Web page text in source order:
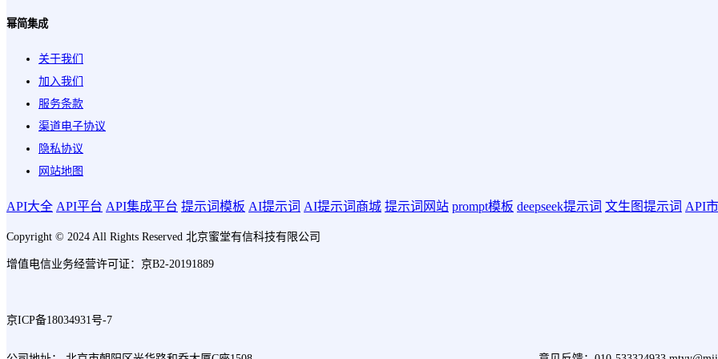
幂简集成
关于我们
加入我们
服务条款
渠道电子协议
隐私协议
网站地图
API大全 API平台 API集成平台 提示词模板 AI提示词 AI提示词商城 提示词网站 prompt模板 deepseek提示词 文生图提示词 API
Copyright © 2024 All Rights Reserved 北京蜜堂有信科技有限公司
增值电信业务经营许可证：京B2-20191889
京ICP备18034931号-7